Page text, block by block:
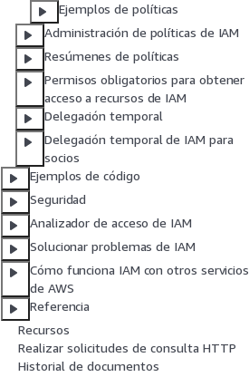
Ejemplos de políticas
Administración de políticas de IAM
Resúmenes de políticas
Permisos obligatorios para obtener
acceso a recursos de IAM
Delegación temporal
Delegación temporal de IAM para
socios
Ejemplos de código
Seguridad
Analizador de acceso de IAM
Solucionar problemas de IAM
Cómo funciona IAM con otros servicios
de AWS
Referencia
Recursos
Realizar solicitudes de consulta HTTP
Historial de documentos